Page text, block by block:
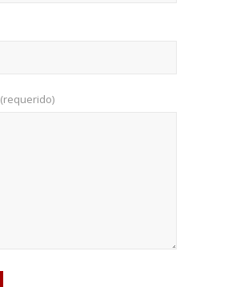
(requerido)